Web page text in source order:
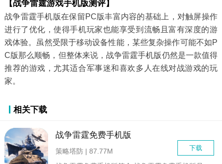
【战争雷霆游戏手机版测评】
战争雷霆手机版在保留PC版丰富内容的基础上，对触屏操作
进行了优化，使得手机玩家也能享受到流畅且富有深度的游
戏体验。虽然受限于移动设备性能，某些复杂操作可能不如P
C版那么顺畅，但整体来说，战争雷霆手机版仍然是一款值得
推荐的游戏，尤其适合军事迷和喜欢多人在线对战游戏的玩
家。
相关下载
战争雷霆免费手机版
下载
策略塔防 | 87.77M